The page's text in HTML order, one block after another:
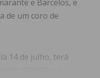
e Barcelos, e
de um coro de
14 de julho, terá